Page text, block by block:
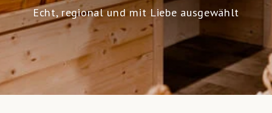
Echt, regional und mit Liebe ausgewählt